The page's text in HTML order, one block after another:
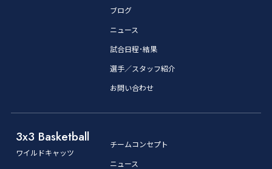
ブログ
ニュース
試合日程･結果
選手／スタッフ紹介
お問い合わせ
3x3 Basketball
ワイルドキャッツ
チームコンセプト
ニュース